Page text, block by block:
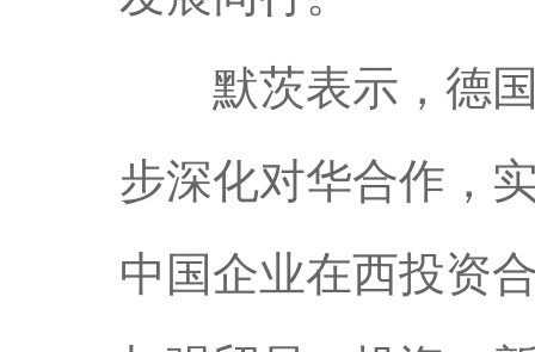
默茨表示，德国
步深化对华合作，
中国企业在西投资